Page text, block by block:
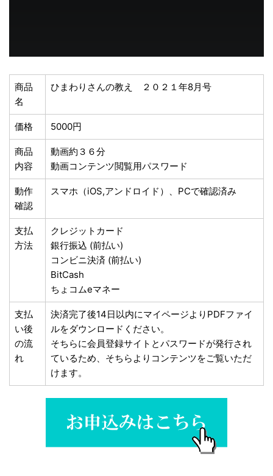
商品
名
ひまわりさんの教え ２０２１年8月号
価格 5000円
商品
内容
動画約３６分
動画コンテンツ閲覧用パスワード
動作
確認
スマホ（iOS,アンドロイド）、PCで確認済み
支払
方法
クレジットカード
銀行振込 (前払い)
コンビニ決済 (前払い)
BitCash
ちょコムeマネー
支払
い後
の流
れ
決済完了後14日以内にマイページよりPDFファイ
ルをダウンロードください。
そちらに会員登録サイトとパスワードが発行され
ているため、そちらよりコンテンツをご覧いただ
けます。